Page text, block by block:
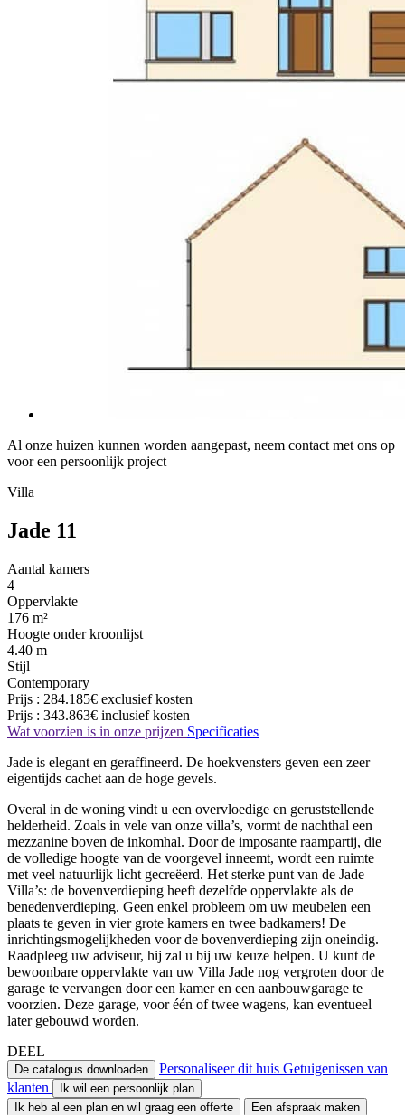
Al onze huizen kunnen worden aangepast, neem contact met ons op
voor een persoonlijk project
Villa
Jade 11
Aantal kamers
4
Oppervlakte
176 m²
Hoogte onder kroonlijst
4.40 m
Stijl
Contemporary
Prijs : 284.185€ exclusief kosten
Prijs : 343.863€ inclusief kosten
Wat voorzien is in onze prijzen Specificaties
Jade is elegant en geraffineerd. De hoekvensters geven een zeer
eigentijds cachet aan de hoge gevels.
Overal in de woning vindt u een overvloedige en geruststellende
helderheid. Zoals in vele van onze villa’s, vormt de nachthal een
mezzanine boven de inkomhal. Door de imposante raampartij, die
de volledige hoogte van de voorgevel inneemt, wordt een ruimte
met veel natuurlijk licht gecreëerd. Het sterke punt van de Jade
Villa’s: de bovenverdieping heeft dezelfde oppervlakte als de
benedenverdieping. Geen enkel probleem om uw meubelen een
plaats te geven in vier grote kamers en twee badkamers! De
inrichtingsmogelijkheden voor de bovenverdieping zijn oneindig.
Raadpleeg uw adviseur, hij zal u bij uw keuze helpen. U kunt de
bewoonbare oppervlakte van uw Villa Jade nog vergroten door de
garage te vervangen door een kamer en een aanbouwgarage te
voorzien. Deze garage, voor één of twee wagens, kan eventueel
later gebouwd worden.
DEEL
De catalogus downloaden Personaliseer dit huis Getuigenissen van
klanten
Ik wil een persoonlijk plan
Ik heb al een plan en wil graag een offerte
Een afspraak maken